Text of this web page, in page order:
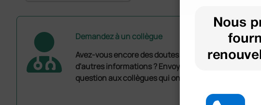
Demandez à un collègue
Avez-vous encore des doutes ? Avez-vous besoin
d'autres informations ? Envoyez maintenant votre
question aux collègues qui ont déjà acheté ce produit.